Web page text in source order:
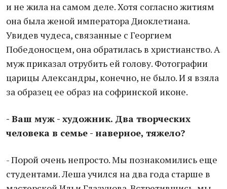
и не жила на самом деле. Хотя согласно житиям
она была женой императора Диоклетиана.
Увидев чудеса, связанные с Георгием
Победоносцем, она обратилась в христианство. А
муж приказал отрубить ей голову. Фотографии
царицы Александры, конечно, не было. И я взяла
за образец ее образ на софринской иконе.
- Ваш муж - художник. Два творческих
человека в семье - наверное, тяжело?
- Порой очень непросто. Мы познакомились еще
студентами. Леша учился на два года старше в